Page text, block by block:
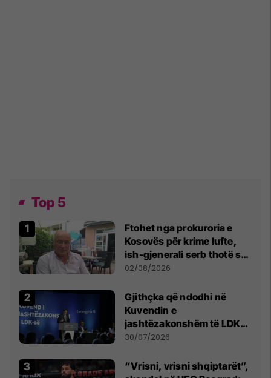
Top 5
Ftohet nga prokuroria e
Kosovës për krime lufte,
ish-gjenerali serb thotë se
dikush e tradhtoi në
02/08/2026
Gjithçka që ndodhi në
Kuvendin e
jashtëzakonshëm të LDK-
së
30/07/2026
“Vrisni, vrisni shqiptarët”,